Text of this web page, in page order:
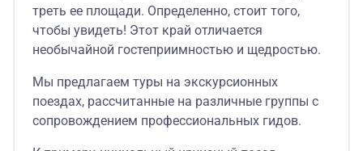
треть ее площади. Определенно, стоит того,
чтобы увидеть! Этот край отличается
необычайной гостеприимностью и щедростью.
Мы предлагаем туры на экскурсионных
поездах, рассчитанные на различные группы с
сопровождением профессиональных гидов.